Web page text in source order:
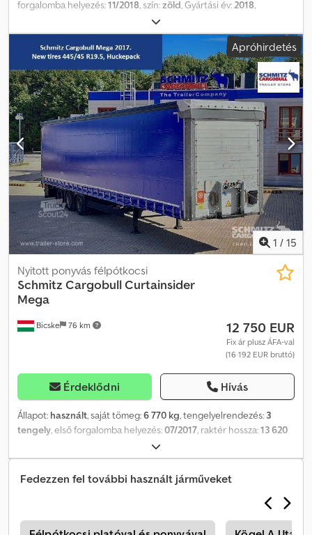
forgalomba helyezés:11/2018 , szín:zöld , Gyártási év: 2018
, = További opciók és tartozékok = -
Légrugózás - Tárcsafékek - Szerszámtároló Credpfszclm Tox
Afwof = Megjegyzések = Schmitz Cargobull SCB S3T 6, 6 ÚJ
GUMIABRONCS 385/55 R22,5, Új ponyva, Új felnik, Új oldalfalak 6
darab raktáron: WSM000003301327 WSM000003313855
WSM000003313860 WSM000003313867 WSM000007019134
WSM000007019218 = További információk = Megengedett
rakomány: 29 137 kg Műszaki állapot: nagyon jó Külső állapot:
nagyon jó Károk: nincsenek
Apróhirdetés
1 / 15
Bicske 76 km
Nyitott ponyvás félpótkocsi
Schmitz CargobullCurtainsider
Mega
12 750 EUR
Fix ár plusz ÁFA-val
(16 192 EUR bruttó)
Érdeklődni Hívás
Állapot: használt, saját tömeg:6 770 kg, tengelyelrendezés: 3
tengely, első forgalomba helyezés:07/2017, raktér hossza:13 620
2 480 mm
rakodótér térfogata:101 m³, felfüggesztés:levegő, abroncs méret:
445/45 R19,5, Gyártási év: 2017 , Felszereltség: ABS, Önsúly: 6.770
kg, DIN EN 12642 (XL kód) tanúsítvány, raktér méret (H Sz M): 13.620
raktérfogat: 101 m³, 1. tengely: , 2. tengely: , 3. tengely: , légrugózás,
hátsó aláfutásgátló, önszintező felfüggesztés, elektronikus
Fedezzen fel további használt járműveket